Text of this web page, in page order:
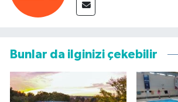
Bunlar da ilginizi çekebilir